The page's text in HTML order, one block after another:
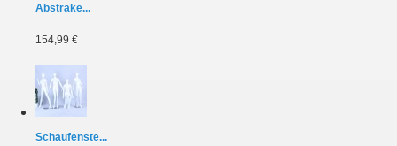
Abstrake...
154,99 €
Schaufenste...